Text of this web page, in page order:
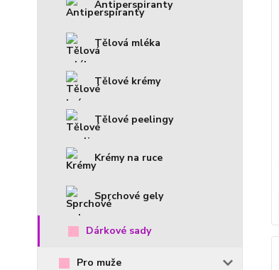
Antiperspiranty
Tělová mléka
Tělové krémy
Tělové peelingy
Krémy na ruce
Sprchové gely
Dárkové sady
Pro muže